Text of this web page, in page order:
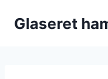
Glaseret